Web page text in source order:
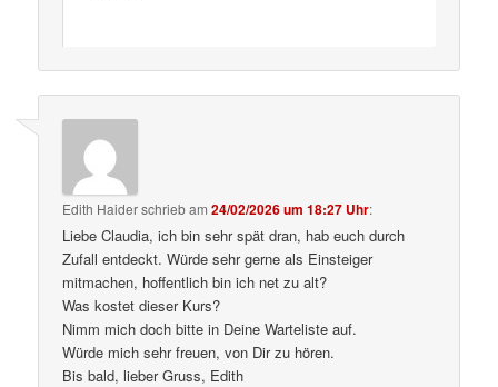
Edith Haiderschriebam24/02/2026 um 18:27 Uhr:
Liebe Claudia, ich bin sehr spät dran, hab euch durch
Zufall entdeckt. Würde sehr gerne als Einsteiger
mitmachen, hoffentlich bin ich net zu alt?
Was kostet dieser Kurs?
Nimm mich doch bitte in Deine Warteliste auf.
Würde mich sehr freuen, von Dir zu hören.
Bis bald, lieber Gruss, Edith